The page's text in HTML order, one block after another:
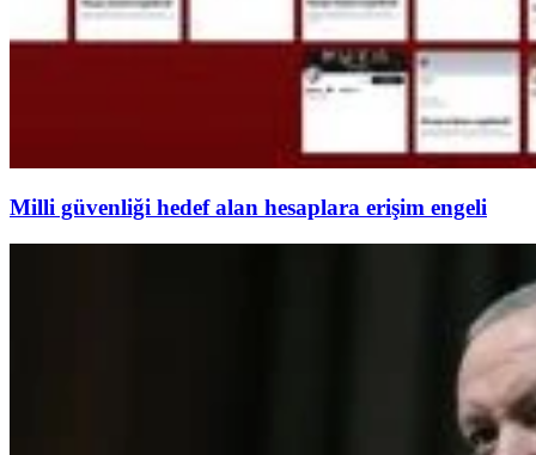
Milli güvenliği hedef alan hesaplara erişim engeli